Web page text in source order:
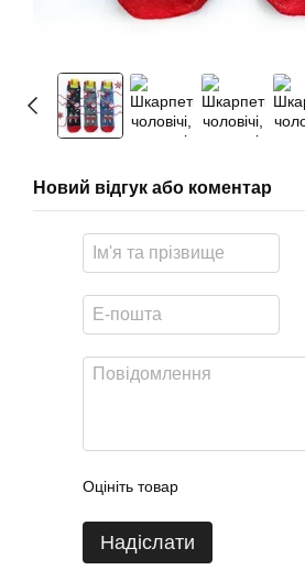
Новий відгук або коментар
Оцініть товар
Надіслати